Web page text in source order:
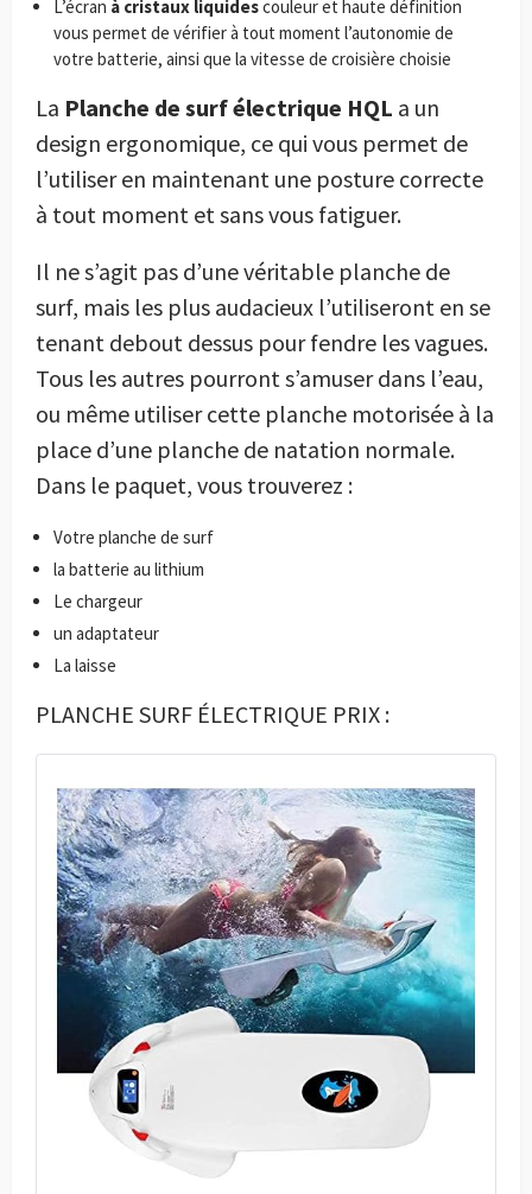
L’écran à cristaux liquidescouleur et haute définition
vous permet de vérifier à tout moment l’autonomie de
votre batterie, ainsi que la vitesse de croisière choisie
La Planche de surf électrique HQL a un
design ergonomique, ce qui vous permet de
l’utiliser en maintenant une posture correcte
à tout moment et sans vous fatiguer.
Il ne s’agit pas d’une véritable planche de
surf, mais les plus audacieux l’utiliseront en se
tenant debout dessus pour fendre les vagues.
Tous les autres pourront s’amuser dans l’eau,
ou même utiliser cette planche motorisée à la
place d’une planche de natation normale.
Dans le paquet, vous trouverez :
Votre planche de surf
la batterie au lithium
Le chargeur
un adaptateur
La laisse
PLANCHE SURF ÉLECTRIQUE PRIX :